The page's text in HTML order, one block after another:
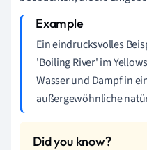
Ein eindrucksvolles
'Boiling River' im
Wasser und Dampf in
außergewöhnliche